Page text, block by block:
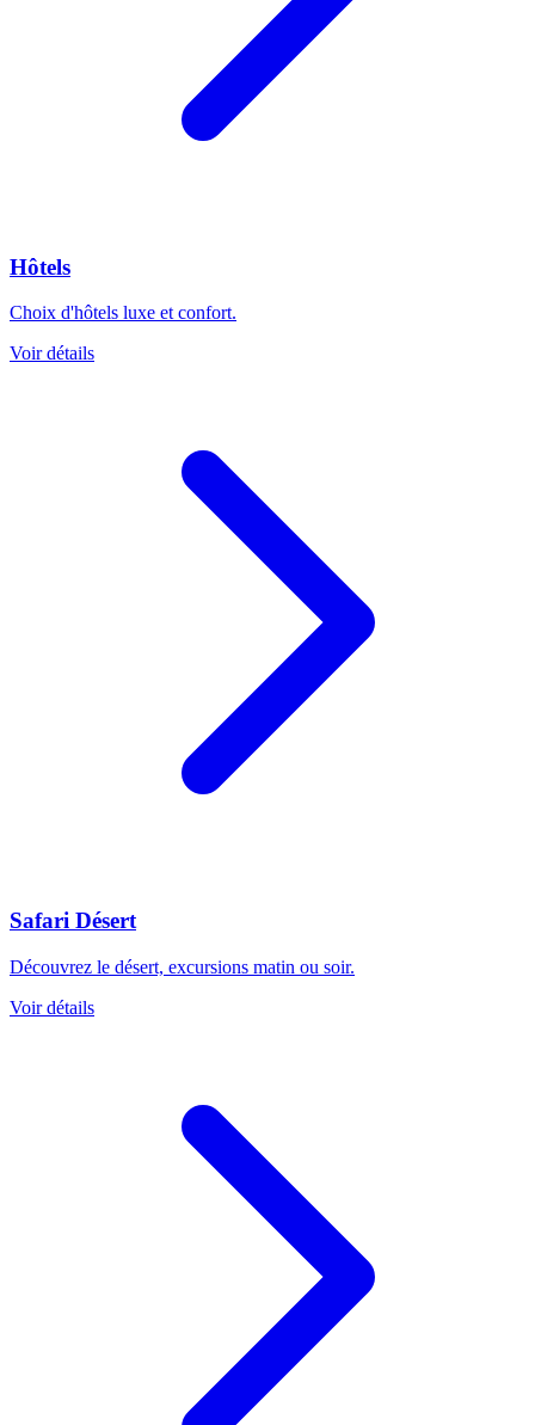
Hôtels
Choix d'hôtels luxe et confort.
Voir détails
Safari Désert
Découvrez le désert, excursions matin ou soir.
Voir détails